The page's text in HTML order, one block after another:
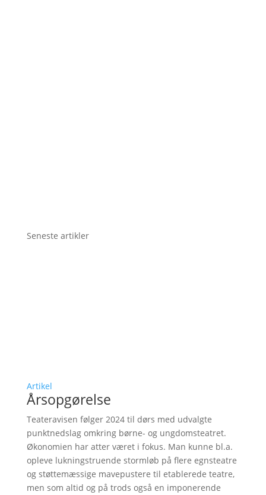
Seneste artikler
Artikel
Årsopgørelse
Teateravisen følger 2024 til dørs med udvalgte
punktnedslag omkring børne- og ungdomsteatret.
Økonomien har atter været i fokus. Man kunne bl.a.
opleve lukningstruende stormløb på flere egnsteatre
og støttemæssige mavepustere til etablerede teatre,
men som altid og på trods også en imponerende